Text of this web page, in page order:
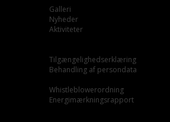
Galleri
Nyheder
Aktiviteter
Tilgængelighedserklæring
Behandling af persondata
Whistleblowerordning
Energimærkningsrapport